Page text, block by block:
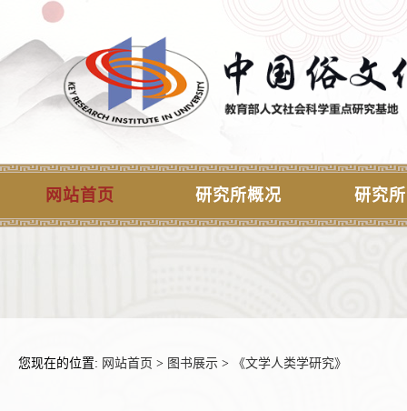
网站首页 研究所概况 研究
您现在的位置: 网站首页 > 图书展示 > 《文学人类学研究》